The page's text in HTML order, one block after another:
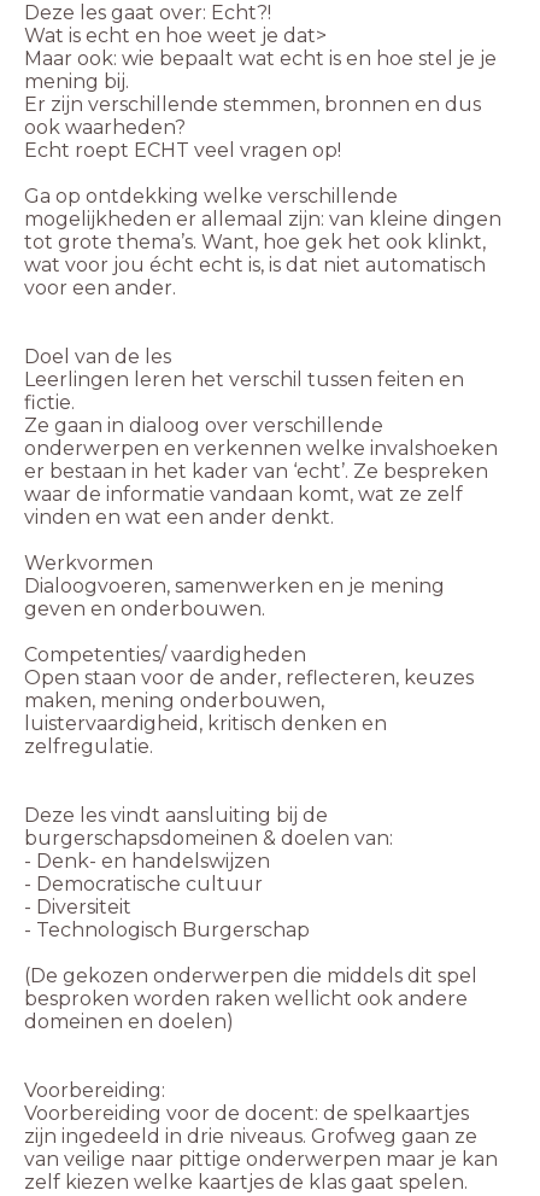
Deze les gaat over: Echt?!
Wat is echt en hoe weet je dat>
Maar ook: wie bepaalt wat echt is en hoe stel je je
mening bij.
Er zijn verschillende stemmen, bronnen en dus
ook waarheden?
Echt roept ECHT veel vragen op!
Ga op ontdekking welke verschillende
mogelijkheden er allemaal zijn: van kleine dingen
tot grote thema’s. Want, hoe gek het ook klinkt,
wat voor jou écht echt is, is dat niet automatisch
voor een ander.
Doel van de les
Leerlingen leren het verschil tussen feiten en
fictie.
Ze gaan in dialoog over verschillende
onderwerpen en verkennen welke invalshoeken
er bestaan in het kader van ‘echt’. Ze bespreken
waar de informatie vandaan komt, wat ze zelf
vinden en wat een ander denkt.
Werkvormen
Dialoogvoeren, samenwerken en je mening
geven en onderbouwen.
Competenties/ vaardigheden
Open staan voor de ander, reflecteren, keuzes
maken, mening onderbouwen,
luistervaardigheid, kritisch denken en
zelfregulatie.
Deze les vindt aansluiting bij de
burgerschapsdomeinen & doelen van:
- Denk- en handelswijzen
- Democratische cultuur
- Diversiteit
- Technologisch Burgerschap
(De gekozen onderwerpen die middels dit spel
besproken worden raken wellicht ook andere
domeinen en doelen)
Voorbereiding:
Voorbereiding voor de docent: de spelkaartjes
zijn ingedeeld in drie niveaus. Grofweg gaan ze
van veilige naar pittige onderwerpen maar je kan
zelf kiezen welke kaartjes de klas gaat spelen.